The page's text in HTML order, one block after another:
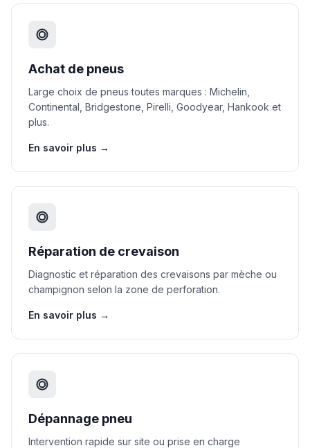
Achat de pneus
Large choix de pneus toutes marques : Michelin,
Continental, Bridgestone, Pirelli, Goodyear, Hankook et
plus.
En savoir plus →
Réparation de crevaison
Diagnostic et réparation des crevaisons par mèche ou
champignon selon la zone de perforation.
En savoir plus →
Dépannage pneu
Intervention rapide sur site ou prise en charge